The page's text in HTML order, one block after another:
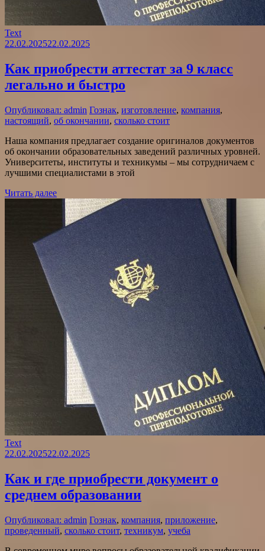
Text
22.02.202522.02.2025
Как приобрести аттестат за 9 класс
легально и быстро
Опубликовал: admin Гознак, изготовление, компания,
настоящий, об окончании, сколько стоит
Наша компания предлагает создание оригиналов документов
об окончании образовательных заведений различных уровней.
Университеты, институты и техникумы – мы сотрудничаем с
лучшими специалистами в этой
Читать далее
Text
22.02.202522.02.2025
Как и где приобрести документ о
среднем образовании
Опубликовал: admin Гознак, компания, приложение,
проведенный, сколько стоит, техникум, учеба